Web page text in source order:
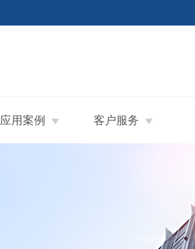
应用案例 客户服务